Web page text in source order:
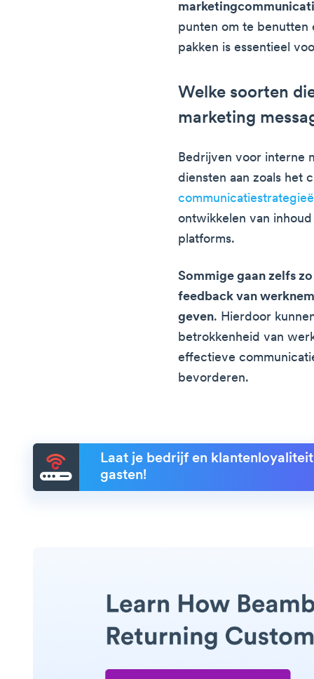
punten om te benutten
pakken is essentieel
Welke soorten
marketing
Bedrijven voor interne
diensten aan zoals het
ontwikkelen van
platforms.
Sommige gaan zelfs
feedback van
geven. Hierdoor
betrokkenheid van
effectieve
bevorderen.
Laat je bedrijf en
gasten!